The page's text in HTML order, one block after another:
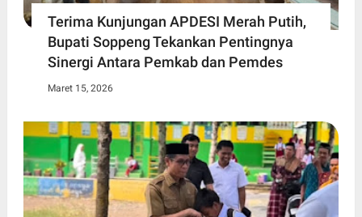
Terima Kunjungan APDESI Merah Putih,
Bupati Soppeng Tekankan Pentingnya
Sinergi Antara Pemkab dan Pemdes
Maret 15, 2026